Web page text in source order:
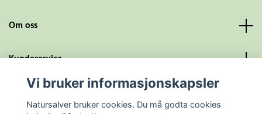
Om oss
Kundeservice
Vi bruker informasjonskapsler
Natursalver bruker cookies. Du må godta cookies